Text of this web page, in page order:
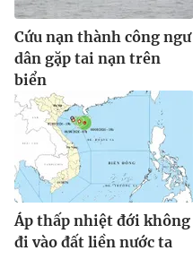
Cứu nạn thành công ngư
dân gặp tai nạn trên
biển
Áp thấp nhiệt đới không
đi vào đất liền nước ta